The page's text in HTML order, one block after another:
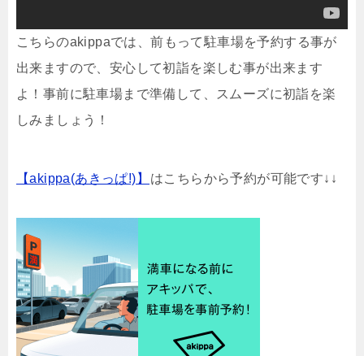
こちらのakippaでは、前もって駐車場を予約する事が
出来ますので、安心して初詣を楽しむ事が出来ます
よ！事前に駐車場まで準備して、スムーズに初詣を楽
しみましょう！
【akippa(あきっぱ!)】 はこちらから予約が可能です↓↓